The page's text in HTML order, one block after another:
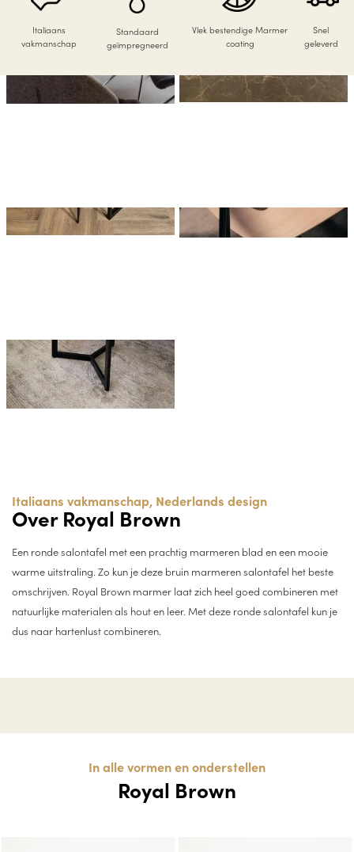
Italiaans
vakmanschap
Standaard
geïmpregneerd
Vlek bestendige Marmer
coating
Snel
geleverd
Italiaans vakmanschap, Nederlands design
Over Royal Brown
Een ronde salontafel met een prachtig marmeren blad en een mooie
warme uitstraling. Zo kun je deze bruin marmeren salontafel het beste
omschrijven. Royal Brown marmer laat zich heel goed combineren met
natuurlijke materialen als hout en leer. Met deze ronde salontafel kun je
dus naar hartenlust combineren.
In alle vormen en onderstellen
Royal Brown